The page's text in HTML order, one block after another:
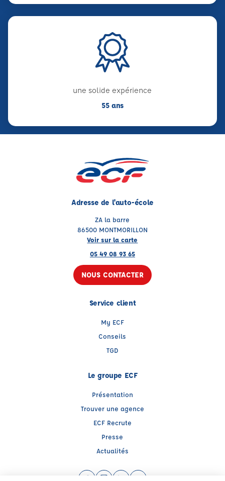
une solide expérience
55 ans
Adresse de l'auto-école
ZA la barre
86500 MONTMORILLON
Voir sur la carte
05 49 08 93 65
NOUS CONTACTER
Service client
My ECF
Conseils
TGD
Le groupe ECF
Présentation
Trouver une agence
ECF Recrute
Presse
Actualités